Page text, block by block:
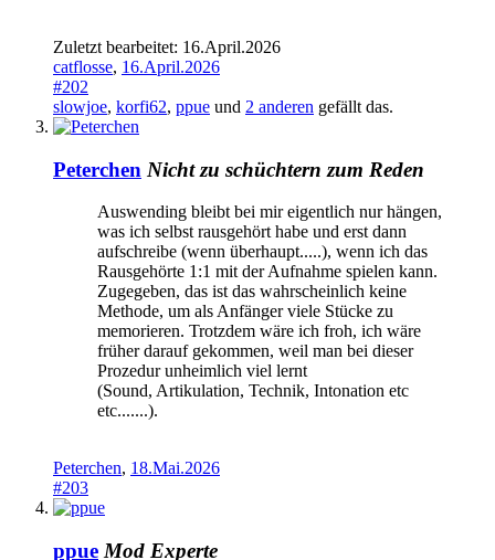
Zuletzt bearbeitet: 16.April.2026
catflosse, 16.April.2026
#202
slowjoe, korfi62, ppue und 2 anderen gefällt das.
Peterchen Nicht zu schüchtern zum Reden
Auswending bleibt bei mir eigentlich nur hängen,
was ich selbst rausgehört habe und erst dann
aufschreibe (wenn überhaupt.....), wenn ich das
Rausgehörte 1:1 mit der Aufnahme spielen kann.
Zugegeben, das ist das wahrscheinlich keine
Methode, um als Anfänger viele Stücke zu
memorieren. Trotzdem wäre ich froh, ich wäre
früher darauf gekommen, weil man bei dieser
Prozedur unheimlich viel lernt
(Sound, Artikulation, Technik, Intonation etc
etc.......).
Peterchen, 18.Mai.2026
#203
ppue Mod Experte